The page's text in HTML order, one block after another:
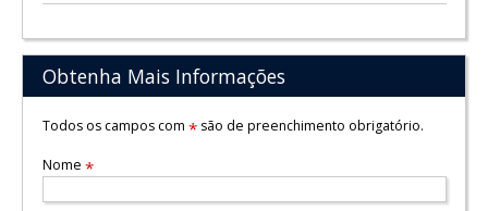
Obtenha Mais Informações
Todos os campos com *são de preenchimento obrigatório.
Nome *